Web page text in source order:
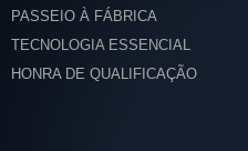
PASSEIO À FÁBRICA
TECNOLOGIA ESSENCIAL
HONRA DE QUALIFICAÇÃO